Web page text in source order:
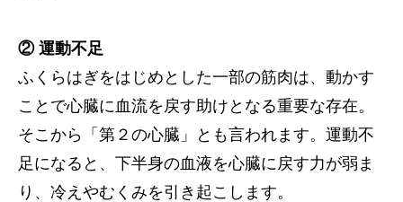
② 運動不足
ふくらはぎをはじめとした一部の筋肉は、動かす
ことで心臓に血流を戻す助けとなる重要な存在。
そこから「第２の心臓」とも言われます。運動不
足になると、下半身の血液を心臓に戻す力が弱ま
り、冷えやむくみを引き起こします。